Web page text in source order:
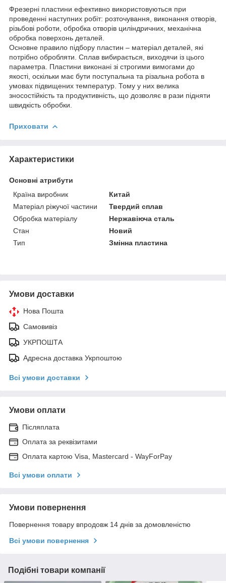
Фрезерні пластини ефективно використовуються при
проведенні наступних робіт: розточування, виконання отворів,
різьбові роботи, обробка отворів циліндричних, механічна
обробка поверхонь деталей.
Основне правило підбору пластин – матеріал деталей, які
потрібно обробляти. Сплав вибирається, виходячи із цього
параметра. Пластини виконані зі строгими вимогами до
якості, оскільки має бути поступальна та різальна робота в
умовах підвищених температур. Тому у них велика
зносостійкість та продуктивність, що дозволяє в рази підняти
швидкість обробки.
Приховати
Характеристики
Основні атрибути
Країна виробник
Китай
Матеріал ріжучої частини
Твердий сплав
Обробка матеріалу
Нержавіюча сталь
Стан
Новий
Тип
Змінна пластина
Умови доставки
Нова Пошта
Самовивіз
УКРПОШТА
Адресна доставка Укрпоштою
Всі умови доставки
Умови оплати
Післяплата
Оплата за реквізитами
Оплата картою Visa, Mastercard - WayForPay
Всі умови оплати
Умови повернення
Повернення товару впродовж 14 днів за домовленістю
Всі умови повернення
Подібні товари компанії